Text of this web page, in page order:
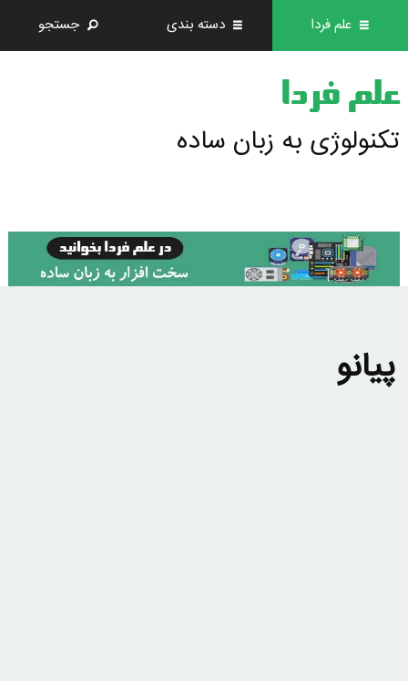
علم فردا دسته بندی جستجو
علم فردا
تکنولوژی به زبان ساده
پیانو